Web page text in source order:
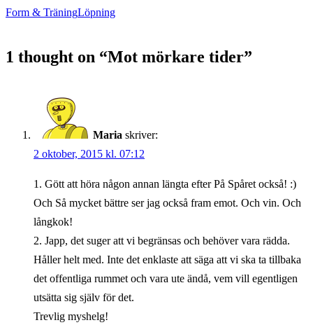
Form & TräningLöpning
1 thought on “Mot mörkare tider”
Maria skriver:
2 oktober, 2015 kl. 07:12
1. Gött att höra någon annan längta efter På Spåret också! :)
Och Så mycket bättre ser jag också fram emot. Och vin. Och
långkok!
2. Japp, det suger att vi begränsas och behöver vara rädda.
Håller helt med. Inte det enklaste att säga att vi ska ta tillbaka
det offentliga rummet och vara ute ändå, vem vill egentligen
utsätta sig själv för det.
Trevlig myshelg!